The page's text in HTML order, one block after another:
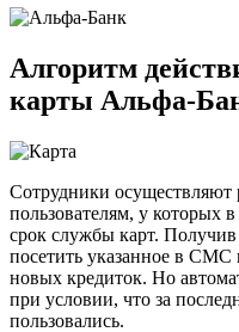
Алгоритм
карты Альфа-
Сотрудники осуществляют
пользователям, у которых
срок службы карт.
посетить указанное в СМС
новых кредиток. Но
при условии, что за
пользовались.